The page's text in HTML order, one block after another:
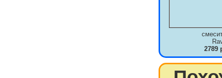
2789